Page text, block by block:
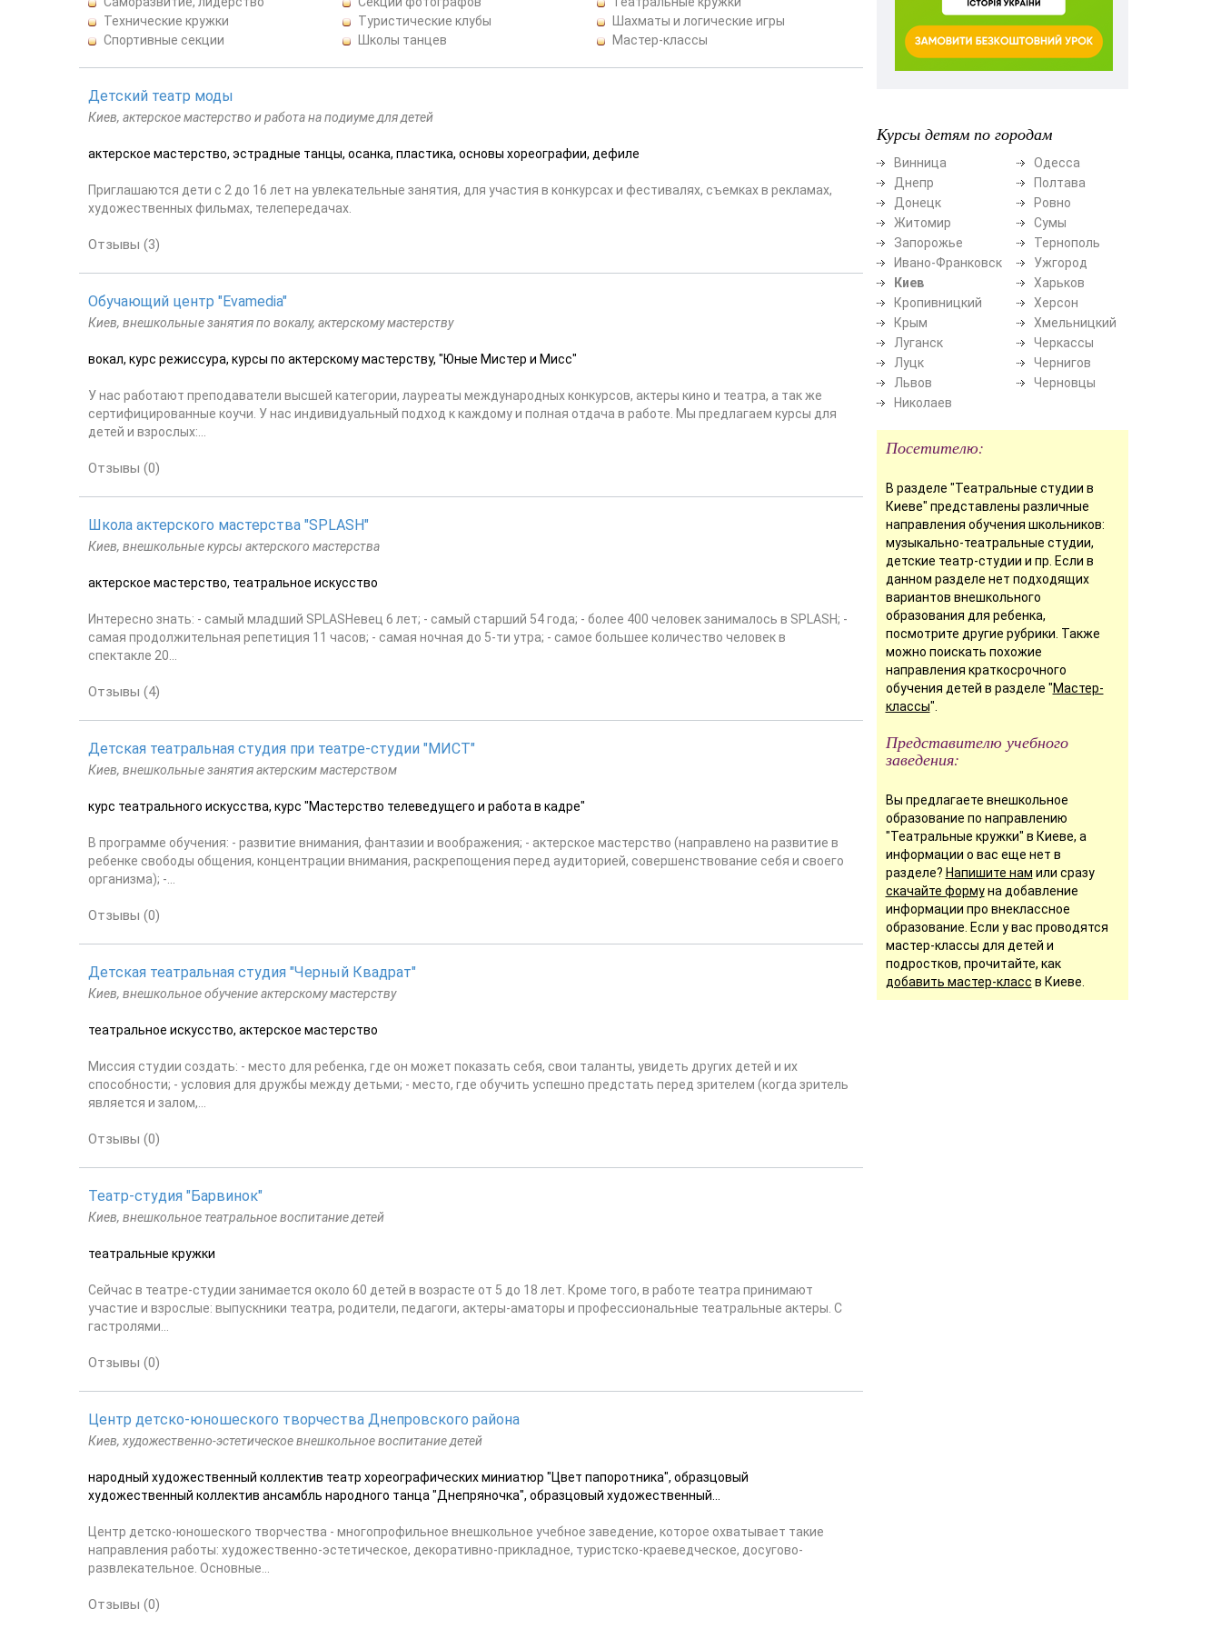
Технические кружки
Туристические клубы
Шахматы и логические игры
Спортивные секции
Школы танцев Мастер-классы
Детский театр моды
Киев, актерское мастерство и работа на подиуме для детей
актерское мастерство, эстрадные танцы, осанка, пластика, основы хореографии, дефиле
Приглашаются дети с 2 до 16 лет на увлекательные занятия, для участия в конкурсах и фестивалях, съемках в рекламах,
художественных фильмах, телепередачах.
Отзывы (3)
Обучающий центр "Evamedia"
Киев, внешкольные занятия по вокалу, актерскому мастерству
вокал, курс режиссура, курсы по актерскому мастерству, "Юные Мистер и Мисс"
У нас работают преподаватели высшей категории, лауреаты международных конкурсов, актеры кино и театра, а так же
сертифицированные коучи. У нас индивидуальный подход к каждому и полная отдача в работе. Мы предлагаем курсы для
детей и взрослых:...
Отзывы (0)
Школа актерского мастерства "SPLASH"
Киев, внешкольные курсы актерского мастерства
актерское мастерство, театральное искусство
Интересно знать: - самый младший SPLASHевец 6 лет; - самый старший 54 года; - более 400 человек занималось в SPLASH; -
самая продолжительная репетиция 11 часов; - самая ночная до 5-ти утра; - самое большее количество человек в
спектакле 20...
Отзывы (4)
Детская театральная студия при театре-студии "МИСТ"
Киев, внешкольные занятия актерским мастерством
курс театрального искусства, курс "Мастерство телеведущего и работа в кадре"
В программе обучения: - развитие внимания, фантазии и воображения; - актерское мастерство (направлено на развитие в
ребенке свободы общения, концентрации внимания, раскрепощения перед аудиторией, совершенствование себя и своего
организма); -...
Отзывы (0)
Детская театральная студия "Черный Квадрат"
Киев, внешкольное обучение актерскому мастерству
театральное искусство, актерское мастерство
Миссия студии создать: - место для ребенка, где он может показать себя, свои таланты, увидеть других детей и их
способности; - условия для дружбы между детьми; - место, где обучить успешно предстать перед зрителем (когда зритель
является и залом,...
Отзывы (0)
Театр-студия "Барвинок"
Киев, внешкольное театральное воспитание детей
театральные кружки
Сейчас в театре-студии занимается около 60 детей в возрасте от 5 до 18 лет. Кроме того, в работе театра принимают
участие и взрослые: выпускники театра, родители, педагоги, актеры-аматоры и профессиональные театральные актеры. С
гастролями...
Отзывы (0)
Центр детско-юношеского творчества Днепровского района
Киев, художественно-эстетическое внешкольное воспитание детей
народный художественный коллектив театр хореографических миниатюр "Цвет папоротника", образцовый
художественный коллектив ансамбль народного танца "Днепряночка", образцовый художественный...
Центр детско-юношеского творчества - многопрофильное внешкольное учебное заведение, которое охватывает такие
направления работы: художественно-эстетическое, декоративно-прикладное, туристско-краеведческое, досугово-
развлекательное. Основные...
Отзывы (0)
Курсы детям по городам
Винница
Днепр
Донецк
Житомир
Запорожье
Ивано-Франковск
Киев
Кропивницкий
Крым
Луганск
Луцк
Львов
Николаев
Одесса
Полтава
Ровно
Сумы
Тернополь
Ужгород
Харьков
Херсон
Хмельницкий
Черкассы
Чернигов
Черновцы
Посетителю:
В разделе "Театральные студии в
Киеве" представлены различные
направления обучения школьников:
музыкально-театральные студии,
детские театр-студии и пр. Если в
данном разделе нет подходящих
вариантов внешкольного
образования для ребенка,
посмотрите другие рубрики. Также
можно поискать похожие
направления краткосрочного
обучения детей в разделе "Мастер-
классы".
Представителю учебного
заведения:
Вы предлагаете внешкольное
образование по направлению
"Театральные кружки" в Киеве, а
информации о вас еще нет в
разделе? Напишите нам или сразу
скачайте формуна добавление
информации про внеклассное
образование. Если у вас проводятся
мастер-классы для детей и
подростков, прочитайте, как
добавить мастер-класс в Киеве.